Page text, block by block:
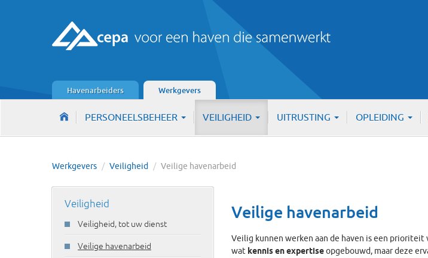
Havenarbeiders Werkgevers
PERSONEELSBEHEER VEILIGHEID UITRUSTING OPLEIDING
Werkgevers / Veiligheid / Veilige havenarbeid
Veiligheid
Veiligheid, tot uw dienst
Veilige havenarbeid
Veilige havenarbeid
Veilig kunnen werken aan de haven is een
wat kennis enexpertiseopgebouwd, maar deze